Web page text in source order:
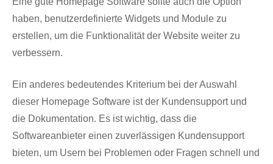
haben, benutzerdefinierte Widgets und Module zu
erstellen, um die Funktionalität der Website weiter zu
verbessern.
Ein anderes bedeutendes Kriterium bei der Auswahl
dieser Homepage Software ist der Kundensupport und
die Dokumentation. Es ist wichtig, dass die
Softwareanbieter einen zuverlässigen Kundensupport
bieten, um Usern bei Problemen oder Fragen schnell und